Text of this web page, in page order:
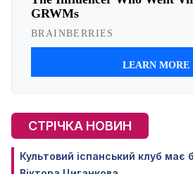
СТРІЧКА НОВИН
Культовий іспанський клуб має